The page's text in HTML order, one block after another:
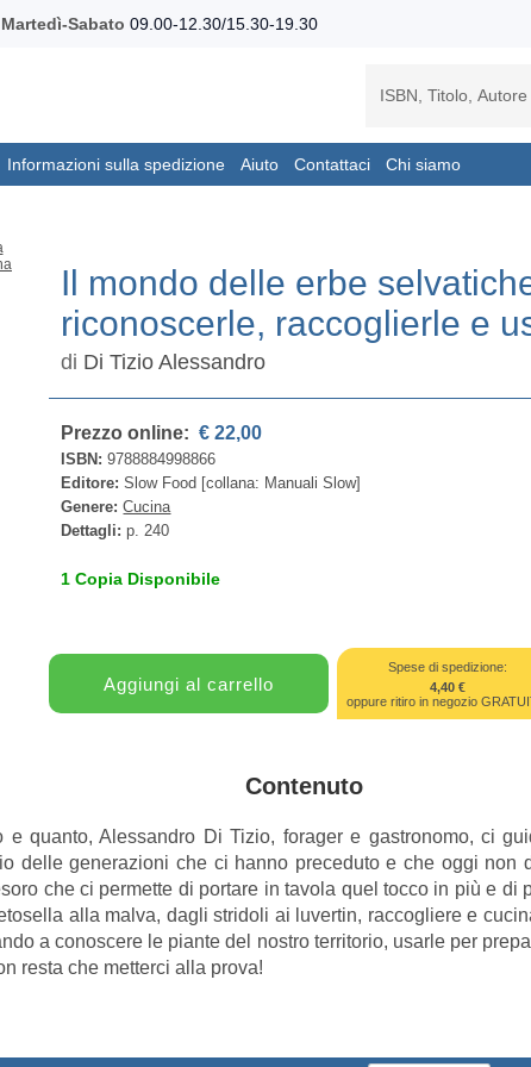
Martedì-Sabato 09.00-12.30/15.30-19.30
Informazioni sulla spedizione Aiuto Contattaci Chi siamo
Il mondo delle erbe
riconoscerle, raccoglierle e
di Di Tizio Alessandro
Prezzo online: € 22,00
ISBN:9788884998866
Editore:Slow Food [collana: Manuali Slow]
Genere:Cucina
Dettagli:p. 240
1 Copia Disponibile
Spese di spedizione:
4,40 €
oppure ritiro in negozio
Contenuto
quanto, Alessandro Di Tizio, forager e gastronomo, ci
delle generazioni che ci hanno preceduto e che oggi non
che ci permette di portare in tavola quel tocco in più e di
alla malva, dagli stridoli ai luvertin, raccogliere e
a conoscere le piante del nostro territorio, usarle per
resta che metterci alla prova!